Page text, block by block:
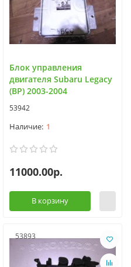
Блок управления
двигателя Subaru Legacy
(BP) 2003-2004
53942
1
11000.00р.
В корзину
53893